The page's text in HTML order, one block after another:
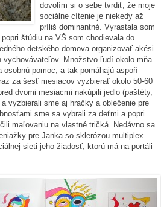
dovolím si o sebe tvrdiť, že moje
sociálne cítenie je niekedy až
príliš dominantné. Vyrastala som
štúdiu na VŠ som chodievala do
detského domova organizovať akési
vychovávateľov. Množstvo ľudí okolo mňa
pomoc, a tak pomáhajú aspoň
za šesť mesiacov vyzbierať okolo 50-60
dvomi mesiacmi nakúpili jedlo (paštéty,
vyzbierali sme aj hračky a oblečenie pre
sme sa vybrali za deťmi a popri
maľovaniu na vlastné tričká. Nedávno sa
pre Janka so sklerózou multiplex.
sieti jeho žiadosť, ktorú má na portáli